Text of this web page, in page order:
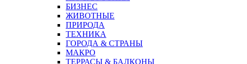
БИЗНЕС
ЖИВОТНЫЕ
ПРИРОДА
ТЕХНИКА
ГОРОДА & СТРАНЫ
МАКРО
ТЕРРАСЫ & БАЛКОНЫ